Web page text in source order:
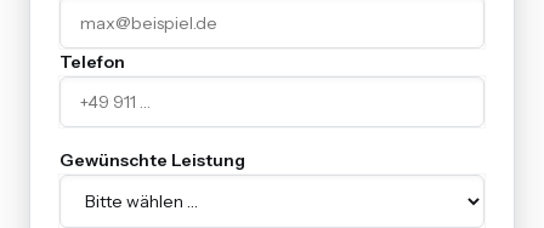
Telefon
Gewünschte Leistung